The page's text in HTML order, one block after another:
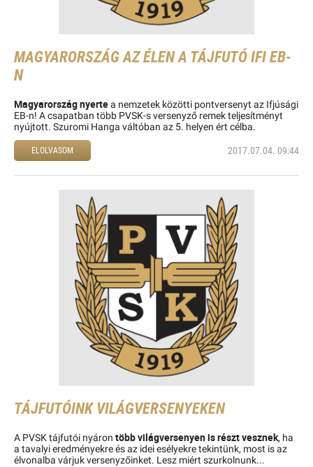
MAGYARORSZÁG AZ ÉLEN A TÁJFUTÓ IFI EB-
N
Magyarország nyertea nemzetek közötti pontversenyt az Ifjúsági
EB-n! A csapatban több PVSK-s versenyző remek teljesítményt
nyújtott. Szuromi Hanga váltóban az 5. helyen ért célba.
ELOLVASOM 2017.07.04. 09:44
TÁJFUTÓINK VILÁGVERSENYEKEN
A PVSK tájfutói nyáron több világversenyen is részt vesznek, ha
a tavalyi eredményekre és az idei esélyekre tekintünk, most is az
élvonalba várjuk versenyzőinket. Lesz miért szurkolnunk...